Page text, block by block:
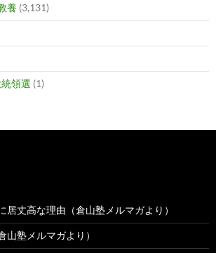
養 (3,131)
領選 (1)
居丈高な理由（倉山塾メルマガより）
山塾メルマガより）